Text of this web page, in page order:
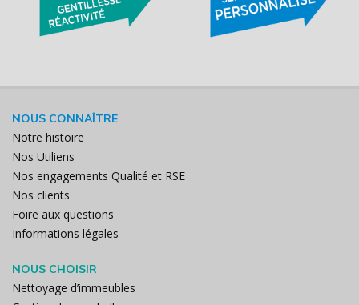
NOUS CONNAÎTRE
Notre histoire
Nos Utiliens
Nos engagements Qualité et RSE
Nos clients
Foire aux questions
Informations légales
NOUS CHOISIR
Nettoyage d’immeubles